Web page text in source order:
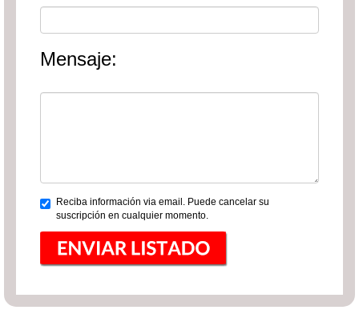
Mensaje:
Reciba información via email. Puede cancelar su
suscripción en cualquier momento.